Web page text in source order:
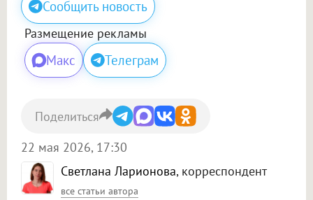
Сообщить новость
Размещение рекламы
Макс Телеграм
Светлана Ларионова, корреспондент
все статьи автора
22 мая 2026, 17:30
Поделиться